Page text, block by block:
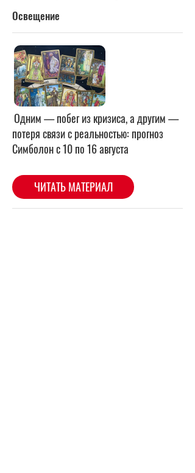
Освещение